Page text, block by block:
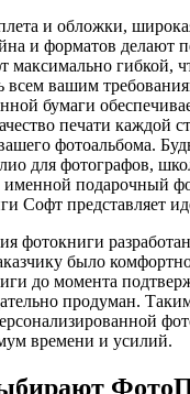
и обложки,
и форматов делают
максимально гибкой,
всем вашим
бумаги
печати каждой
фотоальбома.
для фотографов,
подарочный
Софт представляет
фотокниги
было
до момента
продуман.
времени и усилий.